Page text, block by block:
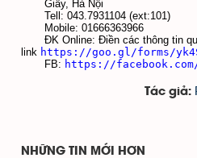
Giấy, Hà Nội
Tell: 043.7931104 (ext:101)
Mobile: 01666363966
ĐK Online: Điền các thông tin
link https://goo.gl/forms/
FB: https://
Tác giả:
NHỮNG TIN MỚI HƠN